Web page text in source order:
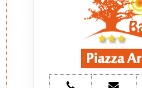
telefono e-